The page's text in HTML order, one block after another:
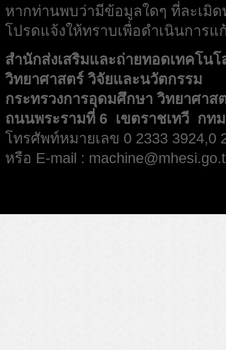
หากท่านพบว่ามีข้อมูลใดๆ ที่ละเมิ
โปรดแจ้งให้ทราบเพื่อดำเนินการ
สำนักส่งเสริมและถ่ายทอดเทคโน
วิทยาศาสตร์ วิจัยและนวัตกรรม
กระทรวงการอุดมศึกษา วิทยาศาส
ถนนพระรามที่ 6 เขตราชเทวี กทม
โทรศัพท์หมายเลข 0 2333 3924,0
หรือ E-mail :